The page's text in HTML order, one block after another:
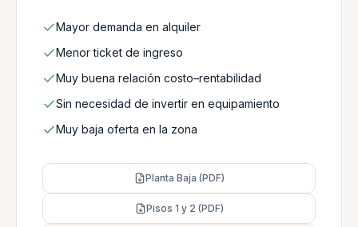
Mayor demanda en alquiler
Menor ticket de ingreso
Muy buena relación costo–rentabilidad
Sin necesidad de invertir en equipamiento
Muy baja oferta en la zona
Planta Baja (PDF)
Pisos 1 y 2 (PDF)